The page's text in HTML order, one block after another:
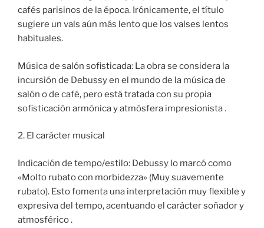
cafés parisinos de la época. Irónicamente, el título
sugiere un vals aún más lento que los valses lentos
habituales.
Música de salón sofisticada: La obra se considera la
incursión de Debussy en el mundo de la música de
salón o de café, pero está tratada con su propia
sofisticación armónica y atmósfera impresionista .
2. El carácter musical
Indicación de tempo/estilo: Debussy lo marcó como
«Molto rubato con morbidezza» (Muy suavemente
rubato). Esto fomenta una interpretación muy flexible y
expresiva del tempo, acentuando el carácter soñador y
atmosférico .